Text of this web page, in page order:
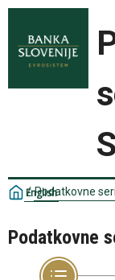
English
/ Podatkovne
Podatkovne